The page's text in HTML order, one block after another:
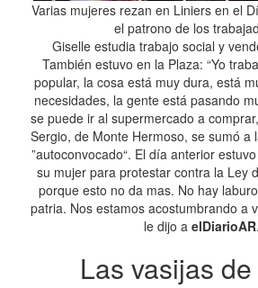
Varias mujeres rezan en Liniers en el
el patrono de los
Giselle estudia trabajo social y
También estuvo en la Plaza: “Yo
popular, la cosa está muy dura, está
necesidades, la gente está pasando
se puede ir al supermercado a
Sergio, de Monte Hermoso, se sumó a
”autoconvocado“. El día anterior
su mujer para protestar contra la Ley
porque esto no da mas. No hay
patria. Nos estamos acostumbrando a
le dijo a elDiarioAR.
Las vasijas